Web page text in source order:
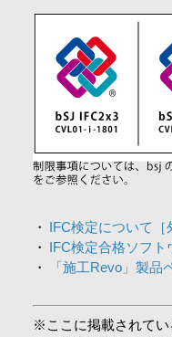
会社情報
採用情報
お問合せ・申込
サイト内検索
IFC検定について［
IFC検定合格ソフト
「施工Revo」製品
※ここに掲載されて